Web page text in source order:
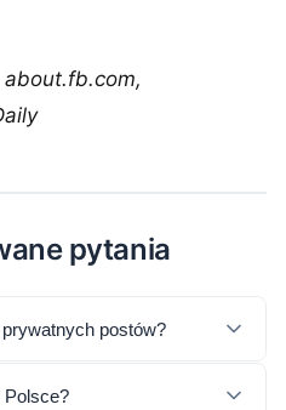
about.fb.com,
pytania
postów?
Polsce?